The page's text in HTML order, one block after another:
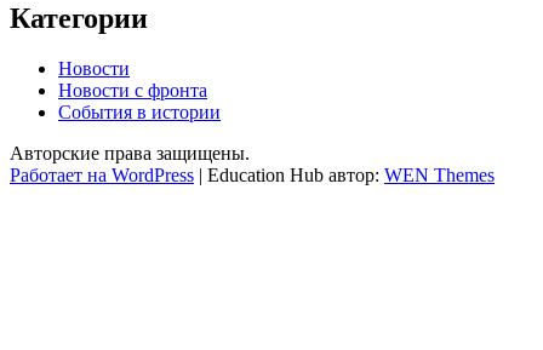
Категории
Новости
Новости с фронта
События в истории
Авторские права защищены.
Работает на WordPress | Education Hub автор: WEN Themes